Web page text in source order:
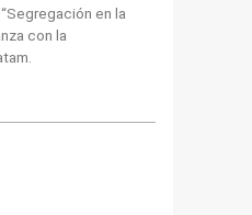
en la
con la